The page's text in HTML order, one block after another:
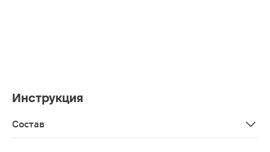
Инструкция
Состав